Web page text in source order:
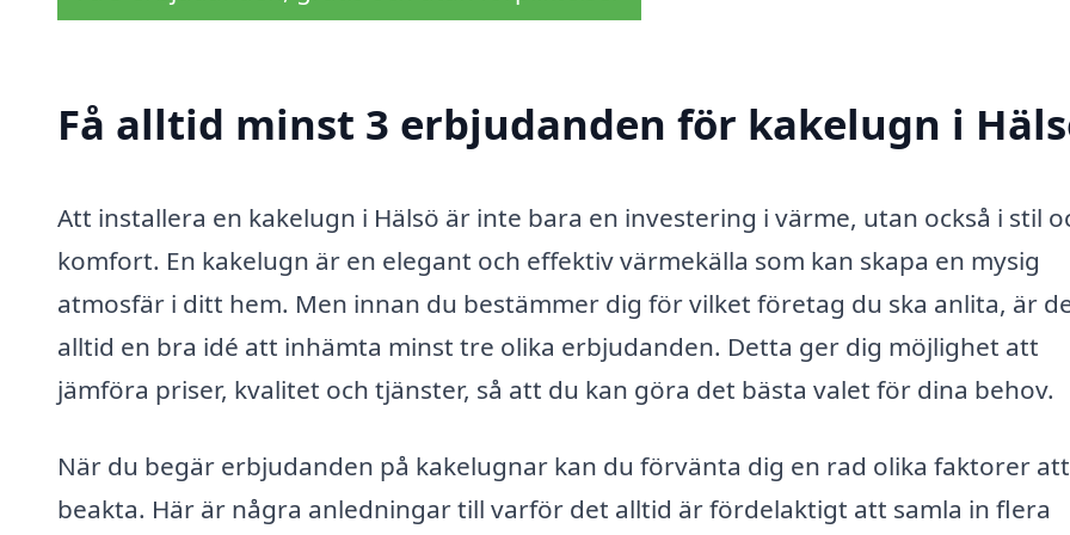
Få alltid minst 3 erbjudanden för kakelugn i
Att installera en kakelugn i Hälsö är inte bara en investering i värme, utan också i stil
komfort. En kakelugn är en elegant och effektiv värmekälla som kan skapa en mysig
atmosfär i ditt hem. Men innan du bestämmer dig för vilket företag du ska anlita, är
alltid en bra idé att inhämta minst tre olika erbjudanden. Detta ger dig möjlighet att
jämföra priser, kvalitet och tjänster, så att du kan göra det bästa valet för dina behov.
När du begär erbjudanden på kakelugnar kan du förvänta dig en rad olika faktorer att
beakta. Här är några anledningar till varför det alltid är fördelaktigt att samla in flera